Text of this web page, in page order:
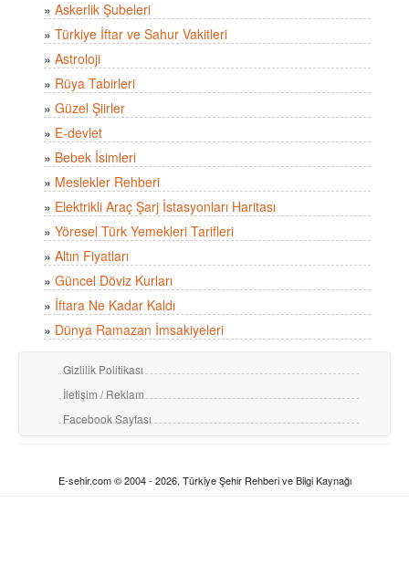
» Askerlik Şubeleri
» Türkiye İftar ve Sahur Vakitleri
» Astroloji
» Rüya Tabirleri
» Güzel Şiirler
» E-devlet
» Bebek İsimleri
» Meslekler Rehberi
» Elektrikli Araç Şarj İstasyonları Haritası
» Yöresel Türk Yemekleri Tarifleri
» Altın Fiyatları
» Güncel Döviz Kurları
» İftara Ne Kadar Kaldı
» Dünya Ramazan İmsakiyeleri
Gizlilik Politikası
İletişim / Reklam
Facebook Sayfası
E-sehir.com © 2004 - 2026, Türkiye Şehir Rehberi ve Bilgi Kaynağı